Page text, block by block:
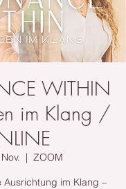
WITHIN
im Klang /
  |
ZOOM
Ausrichtung im Klang –